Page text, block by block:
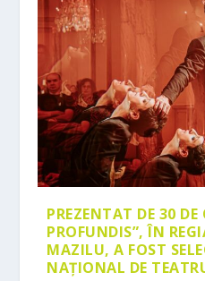
PREZENTAT DE 30
PROFUNDIS”, ÎN
MAZILU, A FOST
NAȚIONAL DE